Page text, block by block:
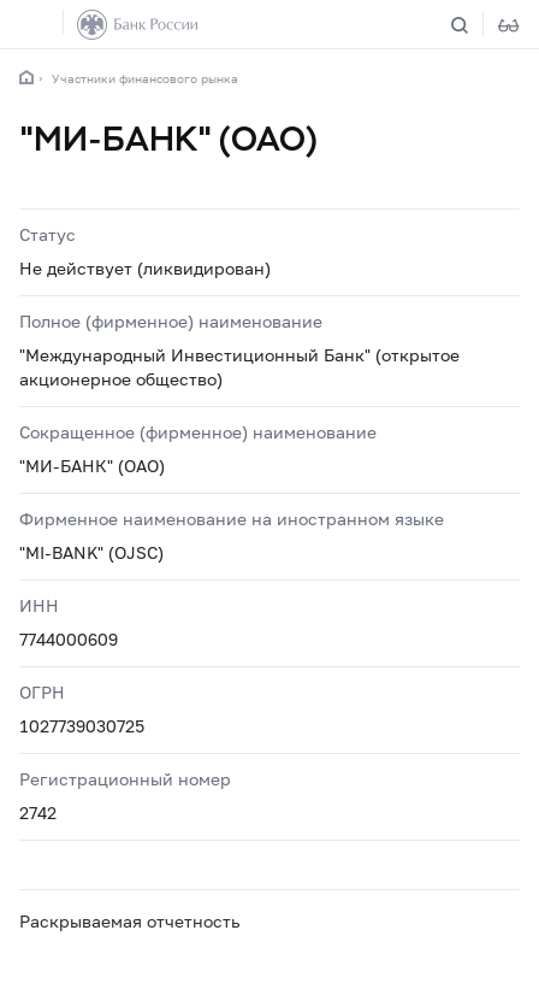
Участники финансового рынка
"МИ-БАНК" (ОАО)
Статус
Не действует (ликвидирован)
Полное (фирменное) наименование
"Международный Инвестиционный Банк" (открытое
акционерное общество)
Сокращенное (фирменное) наименование
"МИ-БАНК" (ОАО)
Фирменное наименование на иностранном языке
"MI-BANK" (OJSC)
ИНН
7744000609
ОГРН
1027739030725
Регистрационный номер
2742
Раскрываемая отчетность